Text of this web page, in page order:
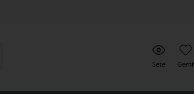
Sete Gemt